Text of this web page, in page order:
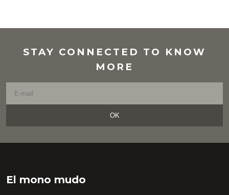
STAY CONNECTED TO KNOW
MORE
OK
El mono mudo